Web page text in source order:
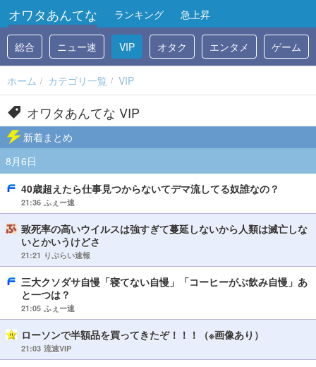
オワタあんてな ランキング 急上昇
総合 ニュー速 VIP オタク エンタメ ゲーム
ホーム カテゴリ一覧 VIP
オワタあんてな VIP
新着まとめ
8月6日
40歳超えたら仕事見つからないてデマ流してる奴誰なの？
21:36 ふぇー速
致死率の高いウイルスは強すぎて蔓延しないから人類は滅亡しな
いとかいうけどさ
21:21 りぷらい速報
三大クソダサ自慢「寝てない自慢」「コーヒーがぶ飲み自慢」あ
と一つは？
21:05 ふぇー速
ローソンで半額品を買ってきたぞ！！！（※画像あり）
21:03 流速VIP